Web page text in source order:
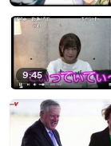
9:45